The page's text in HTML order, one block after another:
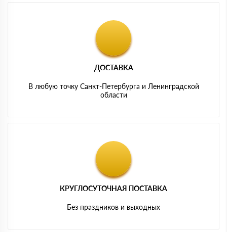
ДОСТАВКА
В любую точку Санкт-Петербурга и Ленинградской
области
КРУГЛОСУТОЧНАЯ ПОСТАВКА
Без праздников и выходных